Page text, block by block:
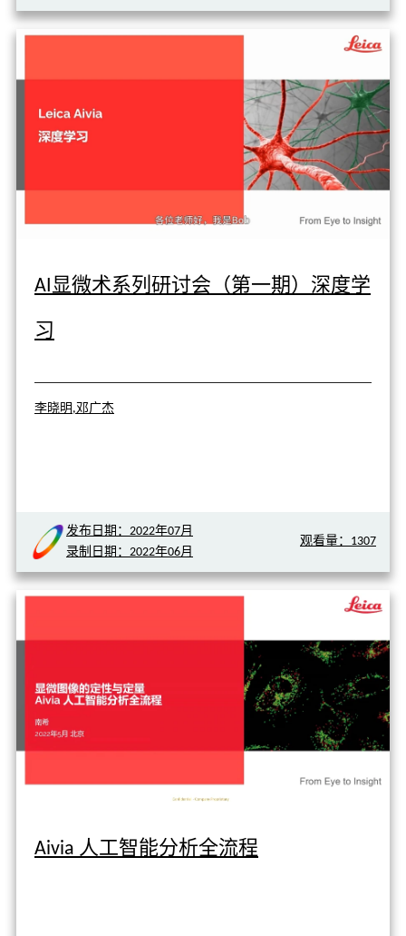
AI显微术系列研讨会（第一期）深度学
习
李晓明,邓广杰
发布日期：2022年07月
录制日期：2022年06月
观看量：1307
Aivia 人工智能分析全流程